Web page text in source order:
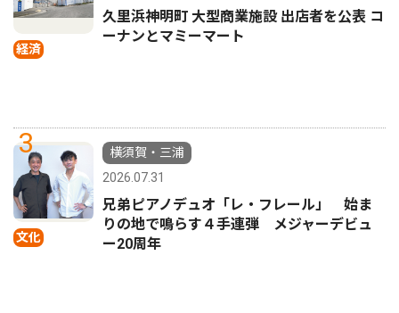
経済
久里浜神明町 大型商業施設 出店者を公表 コ
ーナンとマミーマート
3
文化
横須賀・三浦
2026.07.31
兄弟ピアノデュオ「レ・フレール」 始ま
りの地で鳴らす４手連弾 メジャーデビュ
ー20周年